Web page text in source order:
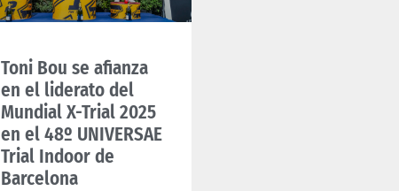
Toni Bou se afianza
en el liderato del
Mundial X-Trial 2025
en el 48º UNIVERSAE
Trial Indoor de
Barcelona​